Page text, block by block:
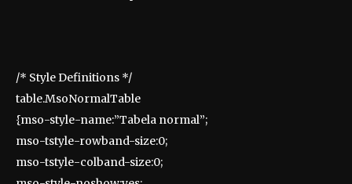
/* Style Definitions */
table.MsoNormalTable
{mso-style-name:”Tabela normal”;
mso-tstyle-rowband-size:0;
mso-tstyle-colband-size:0;